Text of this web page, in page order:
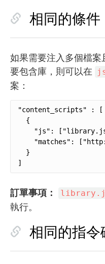
相同的條
如果需要注入多個檔
要包含庫，則可以在
案：
"content_scripts" : [
  {
"js":
"matches":
  }
]
訂單事項：
執行。
相同的指